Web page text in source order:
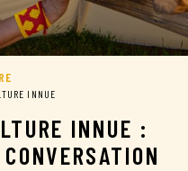
INNUE
INNUE :